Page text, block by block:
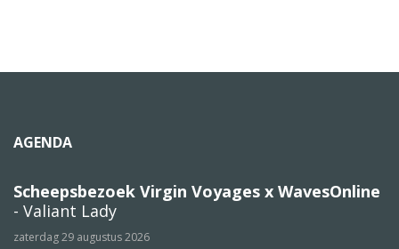
AGENDA
Scheepsbezoek Virgin Voyages x WavesOnline
- Valiant Lady
zaterdag 29 augustus 2026